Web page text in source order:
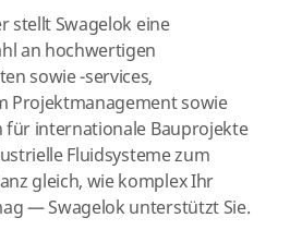
stellt Swagelok eine
an hochwertigen
sowie -services,
Projektmanagement sowie
für internationale Bauprojekte
Fluidsysteme zum
gleich, wie komplex Ihr
— Swagelok unterstützt Sie.